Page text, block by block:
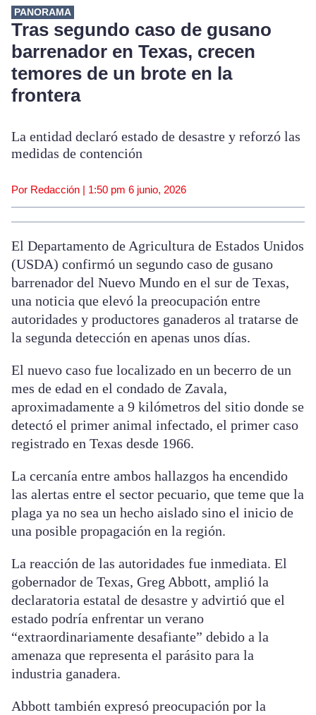
PANORAMA
Tras segundo caso de gusano
barrenador en Texas, crecen
temores de un brote en la
frontera
La entidad declaró estado de desastre y reforzó las
medidas de contención
Por Redacción | 1:50 pm 6 junio, 2026
El Departamento de Agricultura de Estados Unidos
(USDA) confirmó un segundo caso de gusano
barrenador del Nuevo Mundo en el sur de Texas,
una noticia que elevó la preocupación entre
autoridades y productores ganaderos al tratarse de
la segunda detección en apenas unos días.
El nuevo caso fue localizado en un becerro de un
mes de edad en el condado de Zavala,
aproximadamente a 9 kilómetros del sitio donde se
detectó el primer animal infectado, el primer caso
registrado en Texas desde 1966.
La cercanía entre ambos hallazgos ha encendido
las alertas entre el sector pecuario, que teme que la
plaga ya no sea un hecho aislado sino el inicio de
una posible propagación en la región.
La reacción de las autoridades fue inmediata. El
gobernador de Texas, Greg Abbott, amplió la
declaratoria estatal de desastre y advirtió que el
estado podría enfrentar un verano
“extraordinariamente desafiante” debido a la
amenaza que representa el parásito para la
industria ganadera.
Abbott también expresó preocupación por la